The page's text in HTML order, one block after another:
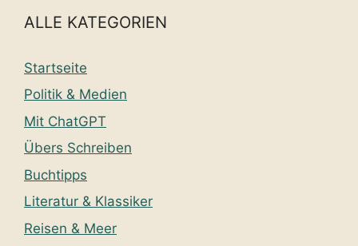
ALLE KATEGORIEN
Startseite
Politik & Medien
Mit ChatGPT
Übers Schreiben
Buchtipps
Literatur & Klassiker
Reisen & Meer